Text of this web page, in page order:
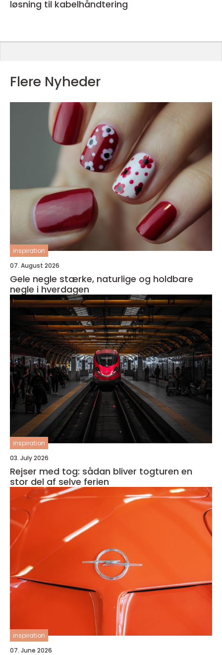
løsning til kabelhåndtering
Flere Nyheder
inspiration
07. August 2026
Gele negle stærke, naturlige og holdbare
negle i hverdagen
inspiration
03. July 2026
Rejser med tog: sådan bliver togturen en
stor del af selve ferien
inspiration
07. June 2026